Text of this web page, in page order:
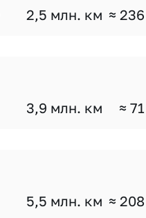
2,5 млн. км ≈
3,9 млн. км ≈
5,5 млн. км ≈